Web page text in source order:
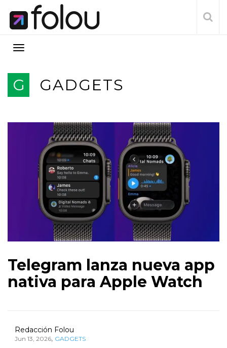
G GADGETS
Telegram lanza nueva app
nativa para Apple Watch
Redacción Folou
Jun 13, 2026, GADGETS